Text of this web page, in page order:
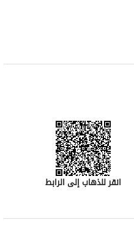
انقر للذهاب إلى الرابط